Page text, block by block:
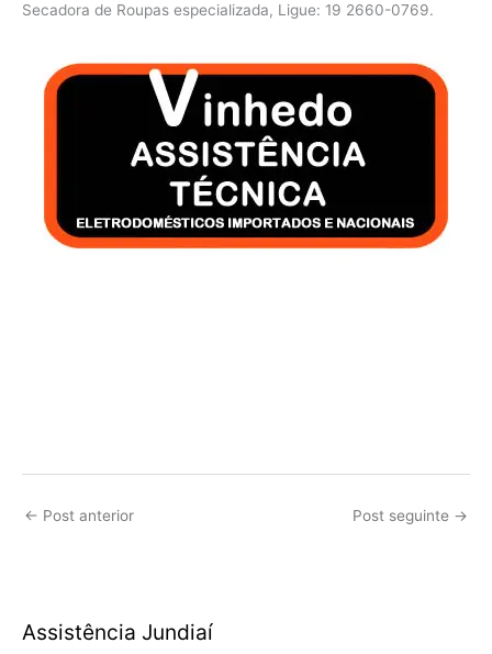
Secadora de Roupas especializada, Ligue: 19 2660-0769.
← Post anterior Post seguinte →
Assistência Jundiaí